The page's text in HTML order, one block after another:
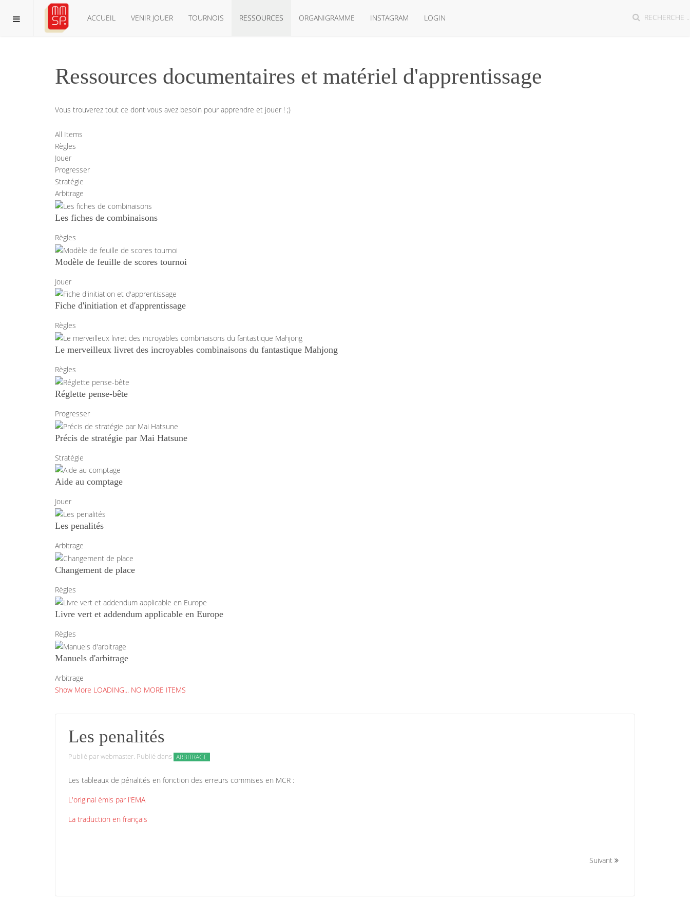
ACCUEIL VENIR JOUER TOURNOIS RESSOURCES ORGANIGRAMME INSTAGRAM LOGIN
Ressources documentaires et matériel d'apprentissage
Vous trouverez tout ce dont vous avez besoin pour apprendre et jouer ! ;)
All Items
Règles
Jouer
Progresser
Stratégie
Arbitrage
Les fiches de combinaisons
Règles
Modèle de feuille de scores tournoi
Jouer
Fiche d'initiation et d'apprentissage
Règles
Le merveilleux livret des incroyables combinaisons du fantastique Mahjong
Règles
Réglette pense-bête
Progresser
Précis de stratégie par Mai Hatsune
Stratégie
Aide au comptage
Jouer
Les penalités
Arbitrage
Changement de place
Règles
Livre vert et addendum applicable en Europe
Règles
Manuels d'arbitrage
Arbitrage
Show More LOADING... NO MORE ITEMS
Les penalités
Publié par webmaster. Publié dans ARBITRAGE
Les tableaux de pénalités en fonction des erreurs commises en MCR :
L'original émis par l'EMA
La traduction en français
Suivant